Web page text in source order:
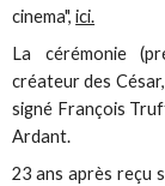
cinema",ici.
La cérémonie
créateur des
signé François
Ardant.
23 ans après reçu